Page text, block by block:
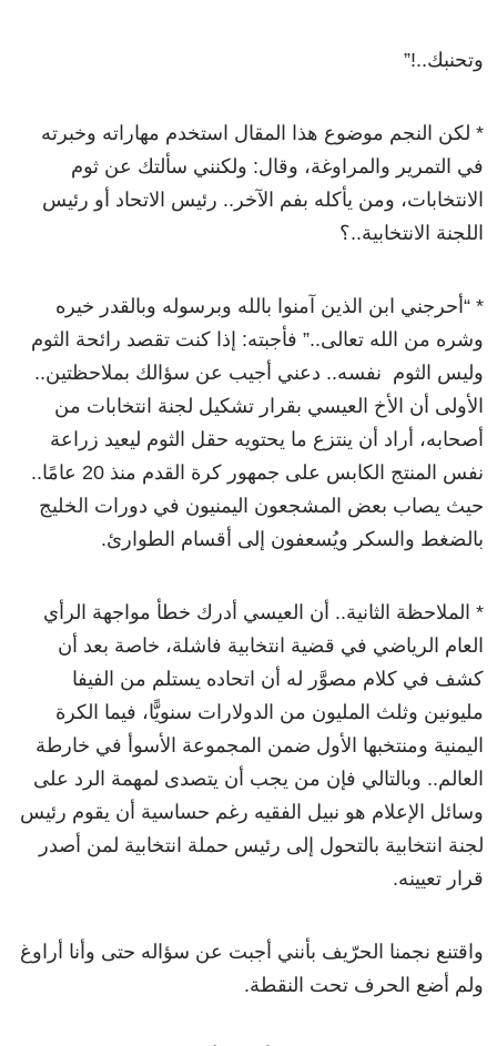
وتحنبك..!”
* لكن النجم موضوع هذا المقال استخدم مهاراته وخبرته
في التمرير والمراوغة، وقال: ولكنني سألتك عن ثوم
الانتخابات، ومن يأكله بفم الآخر.. رئيس الاتحاد أو رئيس
اللجنة الانتخابية..؟
* “أحرجني ابن الذين آمنوا بالله وبرسوله وبالقدر خيره
وشره من الله تعالى..” فأجبته: إذا كنت تقصد رائحة الثوم
وليس الثوم نفسه.. دعني أجيب عن سؤالك بملاحظتين..
الأولى أن الأخ العيسي بقرار تشكيل لجنة انتخابات من
أصحابه، أراد أن ينتزع ما يحتويه حقل الثوم ليعيد زراعة
نفس المنتج الكابس على جمهور كرة القدم منذ 20 عامًا..
حيث يصاب بعض المشجعون اليمنيون في دورات الخليج
بالضغط والسكر ويُسعفون إلى أقسام الطوارئ.
* الملاحظة الثانية.. أن العيسي أدرك خطأ مواجهة الرأي
العام الرياضي في قضية انتخابية فاشلة، خاصة بعد أن
كشف في كلام مصوَّر له أن اتحاده يستلم من الفيفا
مليونين وثلث المليون من الدولارات سنويًّا، فيما الكرة
اليمنية ومنتخبها الأول ضمن المجموعة الأسوأ في خارطة
العالم.. وبالتالي فإن من يجب أن يتصدى لمهمة الرد على
وسائل الإعلام هو نبيل الفقيه رغم حساسية أن يقوم رئيس
لجنة انتخابية بالتحول إلى رئيس حملة انتخابية لمن أصدر
قرار تعيينه.
واقتنع نجمنا الحرّيف بأنني أجبت عن سؤاله حتى وأنا أراوغ
ولم أضع الحرف تحت النقطة.